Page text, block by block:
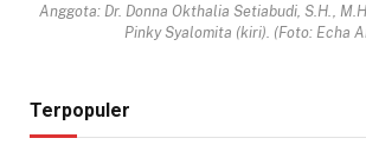
Anggota: Dr. Donna Okthalia Setiabudi, S.H.,
Pinky Syalomita (kiri). (Foto: Echa
Terpopuler